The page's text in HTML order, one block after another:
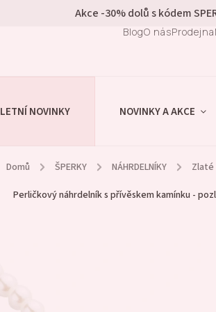
Akce -30% dolů s kódem
BlogO násProdejna
LETNÍ NOVINKY NOVINKY A AKCE
Domů / ŠPERKY / NÁHRDELNÍKY / Zlaté
Perličkový náhrdelník s přívěskem kamínku -